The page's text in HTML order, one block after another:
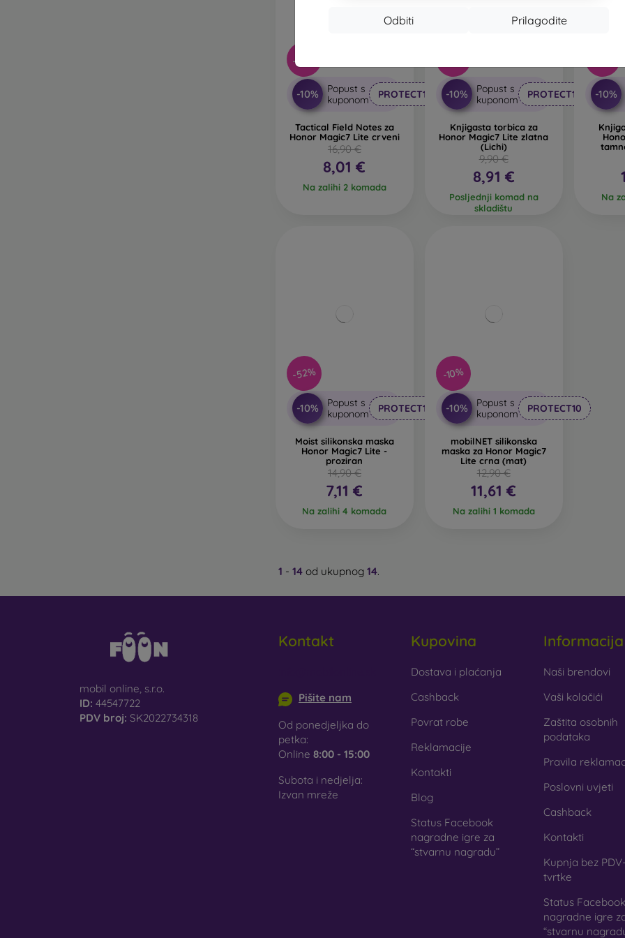
Prilagodite
Odbiti
-53%
-10%
Popust s
kuponom
PROTECT10
Tactical Field Notes za
Honor Magic7 Lite crveni
16,90 €
8,01 €
Na zalihi 2 komada
-10%
Popust s
kuponom
PROTECT10
Knjigasta torbica za
Honor Magic7 Lite zlatna
(Lichi)
9,90 €
8,91 €
Posljednji komad na
skladištu
-10%
Na
-52%
-10%
Popust s
kuponom
PROTECT10
Moist silikonska maska
Honor Magic7 Lite -
proziran
14,90 €
7,11 €
Na zalihi 4 komada
-10%
-10%
Popust s
kuponom
PROTECT10
mobilNET silikonska
maska za Honor Magic7
Lite crna (mat)
12,90 €
11,61 €
Na zalihi 1 komada
1 - 14 od ukupnog 14.
mobil online, s.r.o.
ID: 44547722
PDV broj: SK2022734318
Kontakt
Pišite nam
Od ponedjeljka do
petka:
Online 8:00 - 15:00
Subota i nedjelja:
Izvan mreže
Kupovina
Dostava i plaćanja
Cashback
Povrat robe
Reklamacije
Kontakti
Blog
Status Facebook
nagradne igre za
“stvarnu nagradu”
Informacija
Naši brendovi
Vaši kolačići
Zaštita osobnih
podataka
Pravila
Poslovni uvjeti
Cashback
Kontakti
Kupnja bez
tvrtke
Status Facebook
nagradne igre
“stvarnu